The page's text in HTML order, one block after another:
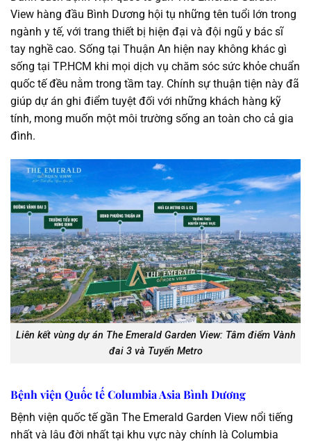
View hàng đầu Bình Dương hội tụ những tên tuổi lớn trong
ngành y tế, với trang thiết bị hiện đại và đội ngũ y bác sĩ
tay nghề cao. Sống tại Thuận An hiện nay không khác gì
sống tại TP.HCM khi mọi dịch vụ chăm sóc sức khỏe chuẩn
quốc tế đều nằm trong tầm tay. Chính sự thuận tiện này đã
giúp dự án ghi điểm tuyệt đối với những khách hàng kỹ
tính, mong muốn một môi trường sống an toàn cho cả gia
đình.
Liên kết vùng dự án The Emerald Garden View: Tâm điểm Vành
đai 3 và Tuyến Metro
Bệnh viện Quốc tế Columbia Asia Bình Dương
Bệnh viện quốc tế gần The Emerald Garden View nổi tiếng
nhất và lâu đời nhất tại khu vực này chính là Columbia